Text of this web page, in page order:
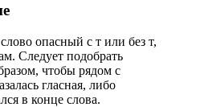
опасный с т или без т,
Следует подобрать
чтобы рядом с
гласная, либо
в конце слова.